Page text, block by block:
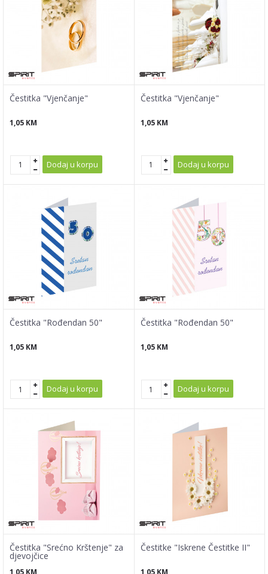
Čestitka "Vjenčanje"
1,05 KM
Dodaj u korpu
Čestitka "Vjenčanje"
1,05 KM
Dodaj u korpu
Čestitka "Rođendan 50"
1,05 KM
Dodaj u korpu
Čestitka "Rođendan 50"
1,05 KM
Dodaj u korpu
Čestitka "Srećno Krštenje" za
djevojčice
1,05 KM
Čestitke "Iskrene Čestitke II"
1,05 KM